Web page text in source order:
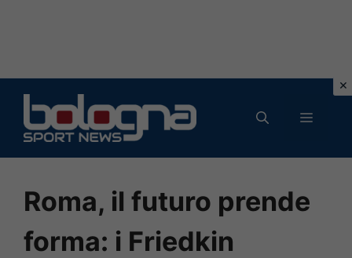
contenuto
MENU
Roma, il futuro prende
forma: i Friedkin